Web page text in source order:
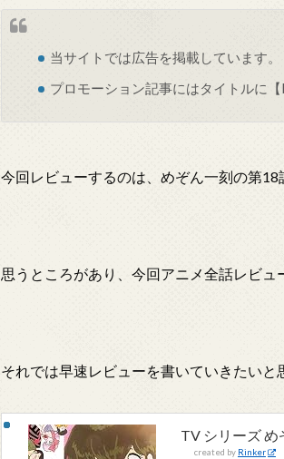
当サイトでは広告を掲載しています。
プロモーション記事にはタイトルに【
今回レビューするのは、めぞん一刻の第18
思うところがあり、今回アニメ全話レビュ
それでは早速レビューを書いていきたいと
TV シリーズ め
created by Rinker